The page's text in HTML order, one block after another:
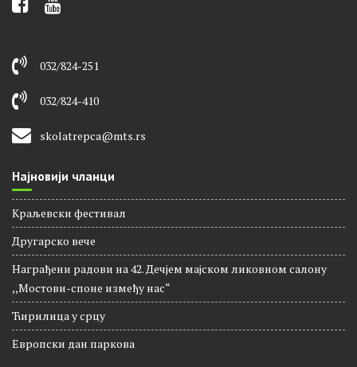
032/824-251
032/824-410
skolatrepca@mts.rs
Најновији чланци
Краљевски фестивал
Другарско вече
Награђени радови на 42. Дечјем мајском ликовном салону
,,Мостови-споне између нас“
Ћирилица у срцу
Европски дан паркова